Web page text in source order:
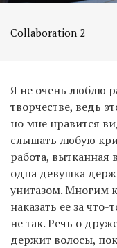
Collaboration 2
Я не очень люблю
творчестве, ведь
но мне нравится
слышать любую
работа, вытканная
одна девушка
унитазом. Многим
наказать ее за
не так. Речь о
держит волосы,